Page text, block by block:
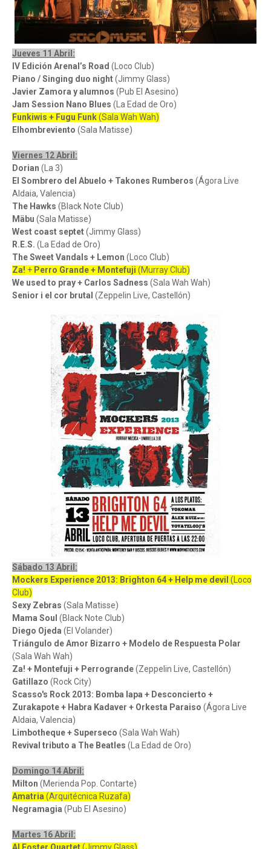
Jueves 11 Abril:
IV Edición Arenal’s Road (Loco Club)
Piano / Singing duo night(Jimmy Glass)
Javier Zamora y alumnos (Pub El Asesino)
Jam Session Nano Blues (La Edad de Oro)
Funkiwis + Fugu Funk(Sala Wah Wah)
Elhombreviento (Sala Matisse)
Viernes 12 Abril:
Dorian (La 3)
El Sombrero del Abuelo + Takones Rumberos (Ágora Live
Aldaia, Valencia)
The Hawks (Black Note Club)
Mäbu (Sala Matisse)
West coast septet(Jimmy Glass)
R.E.S. (La Edad de Oro)
The Sweet Vandals + Lemon (Loco Club)
Za! + Perro Grande + Montefuji (Murray Club)
We used to pray + Carlos Sadness (Sala Wah Wah)
Senior i el cor brutal (Zeppelin Live, Castellón)
Sábado 13 Abril:
Mockers Experience 2013: Brighton 64 + Help me devil (Loco
Club)
Sexy Zebras (Sala Matisse)
Mama Soul (Black Note Club)
Diego Ojeda (El Volander)
Triángulo de Amor Bizarro + Modelo de Respuesta Polar
(Sala Wah Wah)
Za! + Montefuji + Perrogrande(Zeppelin Live, Castellón)
Gatillazo (Rock City)
Scasso's Rock 2013: Bomba lapa + Desconcierto +
Zurakapote + Habra Kadaver + Orkesta Paraiso (Ágora Live
Aldaia, Valencia)
Limbotheque + Superseco (Sala Wah Wah)
Revival tributo a The Beatles (La Edad de Oro)
Domingo 14 Abril:
Milton (Merienda Pop. Contarte)
Amatria (Arquitécnica Ruzafa)
Negramagia (Pub El Asesino)
Martes 16 Abril: